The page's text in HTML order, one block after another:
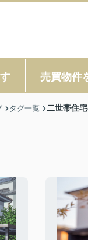
売買物件
タグ一覧 二世帯住